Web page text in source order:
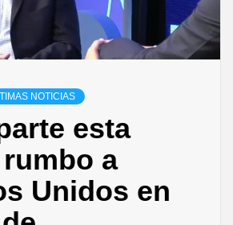
NOTICIAS
esta
a
Unidos en